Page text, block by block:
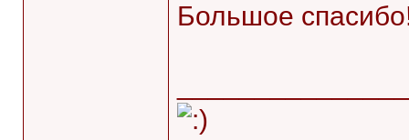
Большое